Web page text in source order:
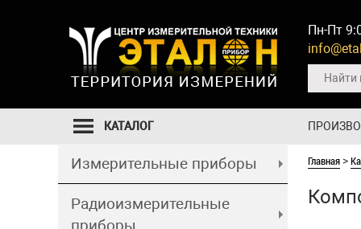
Пн-Пт
КАТАЛОГ
Измерительные приборы
Радиоизмерительные
Главная >